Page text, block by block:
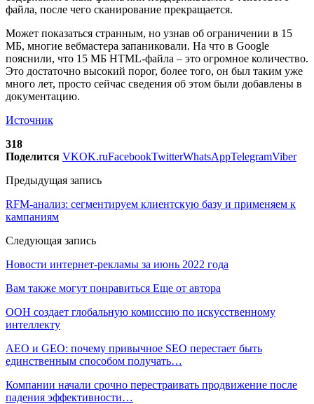
файла, после чего сканирование прекращается.
Может показаться странным, но узнав об ограничении в 15
МБ, многие вебмастера запаниковали. На что в Google
пояснили, что 15 МБ HTML-файла – это огромное количество.
Это достаточно высокий порог, более того, он был таким уже
много лет, просто сейчас сведения об этом были добавлены в
документацию.
Источник
318
Поделится VKOK.ruFacebookTwitterWhatsAppTelegramViber
Предыдущая запись
RFM-анализ: сегментируем клиентскую базу и применяем к
кампаниям
Следующая запись
Новости интернет-рекламы за июнь 2022 года
Вам также могут понравиться Еще от автора
ООН создает глобальную комиссию по искусственному
интеллекту
AEO и GEO: почему привычное SEO перестает быть
единственным способом получать…
Компании начали срочно перестраивать продвижение после
падения эффективности…